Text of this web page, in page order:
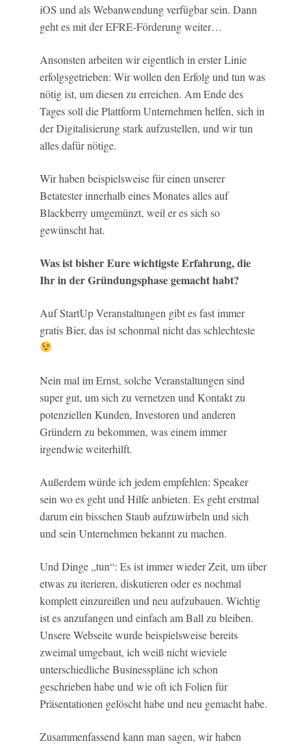
iOS und als Webanwendung verfügbar sein. Dann
geht es mit der EFRE-Förderung weiter…
Ansonsten arbeiten wir eigentlich in erster Linie
erfolgsgetrieben: Wir wollen den Erfolg und tun was
nötig ist, um diesen zu erreichen. Am Ende des
Tages soll die Plattform Unternehmen helfen, sich in
der Digitalisierung stark aufzustellen, und wir tun
alles dafür nötige.
Wir haben beispielsweise für einen unserer
Betatester innerhalb eines Monates alles auf
Blackberry umgemünzt, weil er es sich so
gewünscht hat.
Was ist bisher Eure wichtigste Erfahrung, die
Ihr in der Gründungsphase gemacht habt?
Auf StartUp Veranstaltungen gibt es fast immer
gratis Bier, das ist schonmal nicht das schlechteste
Nein mal im Ernst, solche Veranstaltungen sind
super gut, um sich zu vernetzen und Kontakt zu
potenziellen Kunden, Investoren und anderen
Gründern zu bekommen, was einem immer
irgendwie weiterhilft.
Außerdem würde ich jedem empfehlen: Speaker
sein wo es geht und Hilfe anbieten. Es geht erstmal
darum ein bisschen Staub aufzuwirbeln und sich
und sein Unternehmen bekannt zu machen.
Und Dinge „tun“: Es ist immer wieder Zeit, um über
etwas zu iterieren, diskutieren oder es nochmal
komplett einzureißen und neu aufzubauen. Wichtig
ist es anzufangen und einfach am Ball zu bleiben.
Unsere Webseite wurde beispielsweise bereits
zweimal umgebaut, ich weiß nicht wieviele
unterschiedliche Businesspläne ich schon
geschrieben habe und wie oft ich Folien für
Präsentationen gelöscht habe und neu gemacht habe.
Zusammenfassend kann man sagen, wir haben